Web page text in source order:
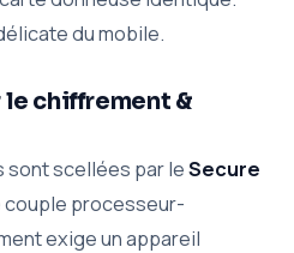
du mobile.
le chiffrement &
sont scellées par leSecure
couple processeur-
exige un appareil